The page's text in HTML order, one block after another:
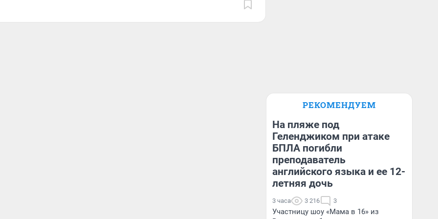
РЕКОМЕНДУЕМ
На пляже под
Геленджиком при атаке
БПЛА погибли
преподаватель
английского языка и ее 12-
летняя дочь
3 часа 3 216 3
Участницу шоу «Мама в 16» из